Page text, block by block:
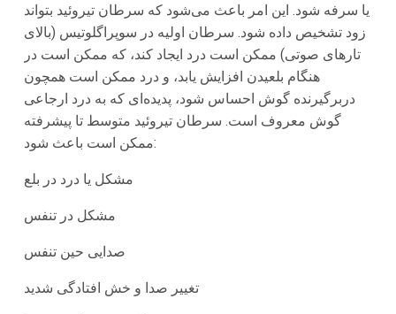
یا سرفه شود. این امر باعث می‌شود که سرطان تیروئید بتواند
زود تشخیص داده شود. سرطان اولیه در سوپراگلوتیس (بالای
تارهای صوتی) ممکن است درد ایجاد کند، که ممکن است در
هنگام بلعیدن افزایش یابد، و درد ممکن است همچون
دربرگیرنده گوش احساس شود، پدیده‌ای که به درد ارجاعی
گوش معروف است. سرطان تیروئید متوسط تا پیشرفته
ممکن است باعث شود:
مشکل یا درد در بلع
مشکل در تنفس
صدایی حین تنفس
تغییر صدا و خش افتادگی شدید